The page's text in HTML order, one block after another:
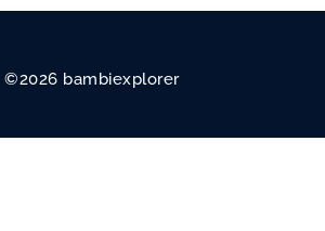
©2026 bambiexplorer